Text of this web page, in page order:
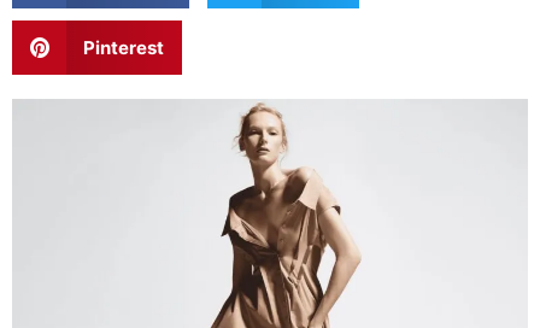
Pinterest